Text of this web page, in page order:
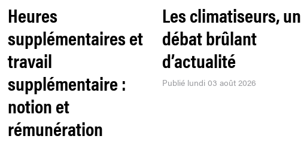
Heures
supplémentaires et
travail
supplémentaire :
notion et
rémunération
Les climatiseurs, un
débat brûlant
d’actualité
Publié lundi 03 août 2026